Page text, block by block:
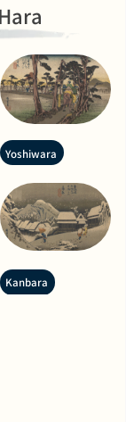
Yoshiwara
Kanbara